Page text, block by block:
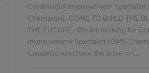
Continuous Improvement Specialist
Champion). COME TO BUILD THE
THE FUTURE . We are looking for
Improvement Specialist (OMS
Casaletto who have the drive to i...